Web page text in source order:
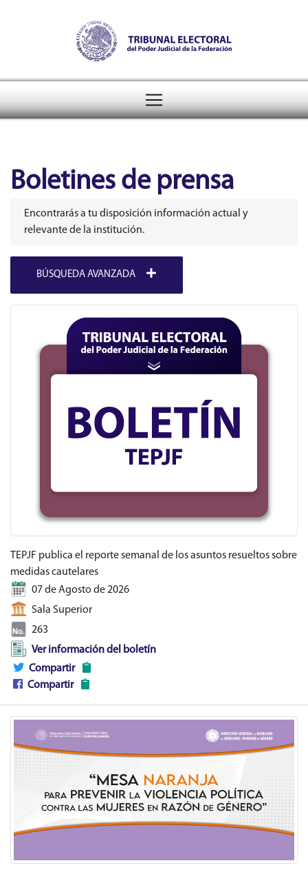
Tribunal Electoral del
header
Boletines de prensa
Encontrarás a tu disposición información actual y
relevante de la institución.
BÚSQUEDA AVANZADA
TEPJF publica el reporte semanal de los asuntos resueltos sobre
medidas cautelares
07 de Agosto de 2026
Sala Superior
263
Ver información del boletín
Compartir
Compartir